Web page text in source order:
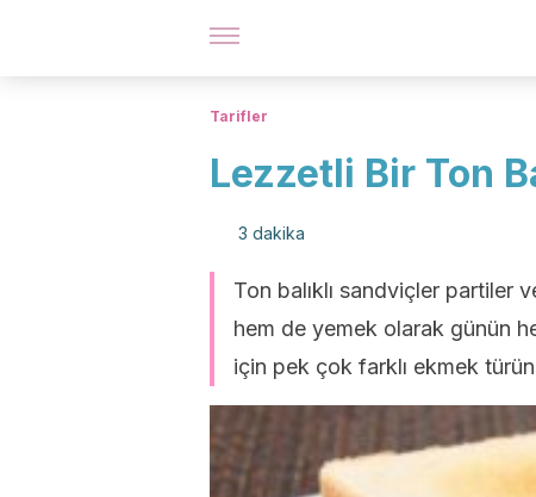
Tarifler
Lezzetli Bir Ton
3 dakika
Ton balıklı sandviçler partiler
hem de yemek olarak günün
için pek çok farklı ekmek